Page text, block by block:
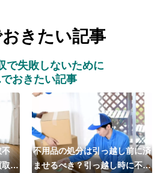
きたい記事
で失敗しないために
おきたい記事
不
の
不用品の処分は引っ越し前に済
ませるべき？引っ越し時に不用